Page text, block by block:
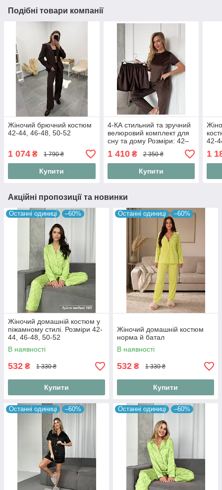
Подібні товари компанії
Жіночий брючний костюм
42-44, 46-48, 50-52
1 074 ₴ 1 790 ₴
Купити
4-КА стильний та зручний
велюровий комплект для
сну та дому Розміри: 42–
44, 46–48, 50–52
1 410₴ 2 350 ₴
Купити
42-
1
Акційні пропозиції та новинки
Останні одиниці –60%
Жіночий домашній костюм у
піжамному стилі. Розміри 42-
44, 46-48, 50-52
В наявності
532 ₴ 1 330 ₴
Купити
Останні одиниці –60%
Жіночий домашній костюм
норма й батал
В наявності
532 ₴ 1 330 ₴
Купити
Останні одиниці –60% Останні одиниці –60%